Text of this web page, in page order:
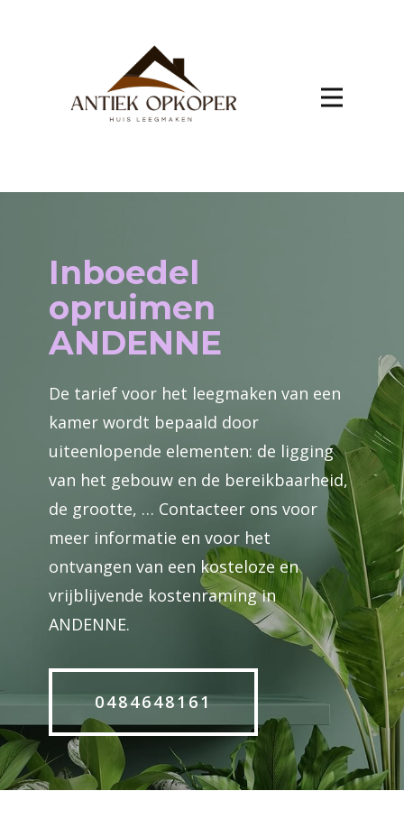
Inboedel
opruimen
ANDENNE
De tarief voor het leegmaken van een
kamer wordt bepaald door
uiteenlopende elementen: de ligging
van het gebouw en de bereikbaarheid,
de grootte, … Contacteer ons voor
meer informatie en voor het
ontvangen van een kosteloze en
vrijblijvende kostenraming in
ANDENNE.
0484648161